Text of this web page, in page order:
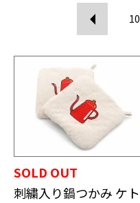
10
SOLD OUT
刺繍入り鍋つかみ ケト